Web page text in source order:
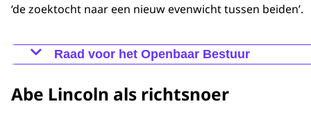
‘de zoektocht naar een nieuw evenwicht tussen beiden’.
Raad voor het Openbaar Bestuur
het parlement. De ROB adviseert over de
Abe Lincoln als richtsnoer